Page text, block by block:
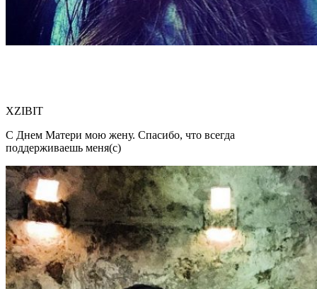
XZIBIT
С Днем Матери мою жену. Спасибо, что всегда
поддерживаешь меня(с)